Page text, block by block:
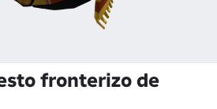
fronterizo de